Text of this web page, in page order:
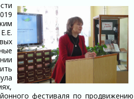
фестиваля по продвижению